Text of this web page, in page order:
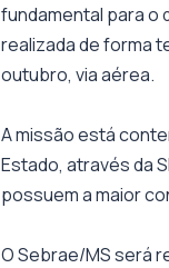
fundamental para o
realizada de forma
outubro, via aérea.
A missão está
Estado, através da
possuem a maior
O Sebrae/MS será